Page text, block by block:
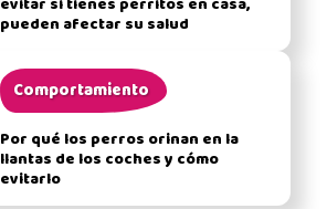
pueden afectar su salud
Comportamiento
Por qué los perros orinan en la
llantas de los coches y cómo
evitarlo